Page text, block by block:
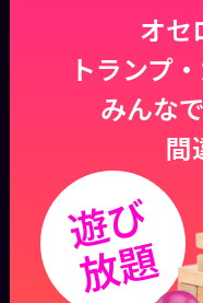
オセ
トランプ
みんな
間
遊び
放題